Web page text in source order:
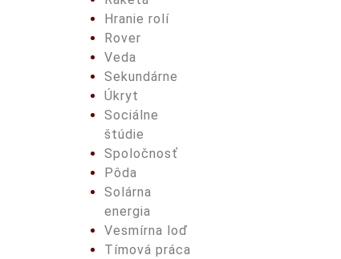
Hranie rolí
Rover
Veda
Sekundárne
Úkryt
Sociálne
štúdie
Spoločnosť
Pôda
Solárna
energia
Vesmírna loď
Tímová práca